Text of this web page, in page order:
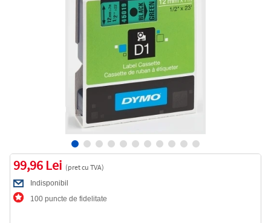
99,96 Lei (pret cu TVA)
Indisponibil
100 puncte de fidelitate